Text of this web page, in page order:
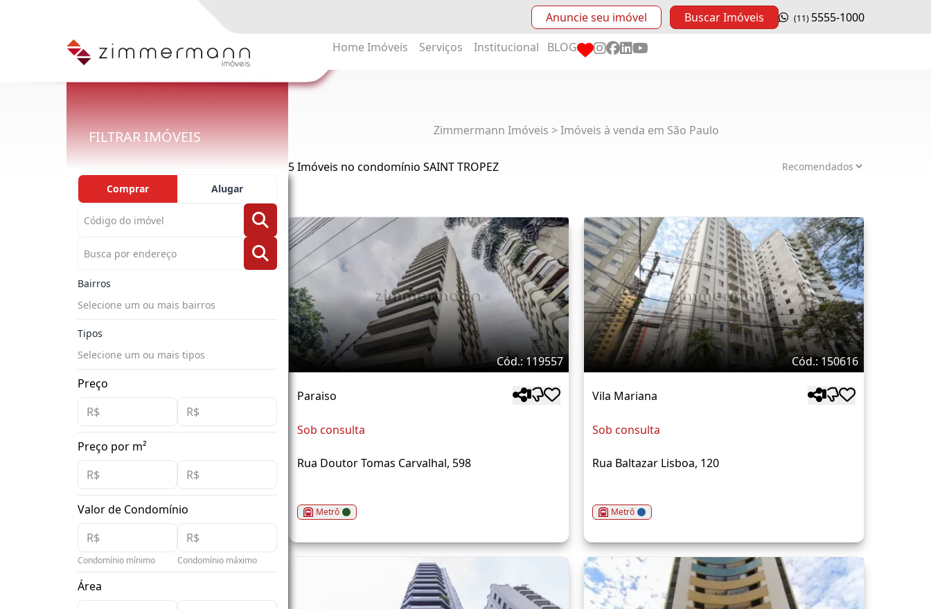
Anuncie seu imóvel Buscar Imóveis (11) 5555-1000
Home Imóveis Serviços Institucional BLOG
FILTRAR IMÓVEIS
Comprar Alugar
Bairros
Selecione um ou mais bairros
Tipos
Selecione um ou mais tipos
Preço
Preço por m²
Valor de Condomínio
Condomínio mínimo Condomínio máximo
Área
Zimmermann Imóveis > Imóveis à venda em São Paulo
5 Imóveis no condomínio SAINT TROPEZ
Cód.: 119557
Paraiso
Sob consulta
Rua Doutor Tomas Carvalhal, 598
Metrô
Cód.: 150616
Vila Mariana
Sob consulta
Rua Baltazar Lisboa, 120
Metrô